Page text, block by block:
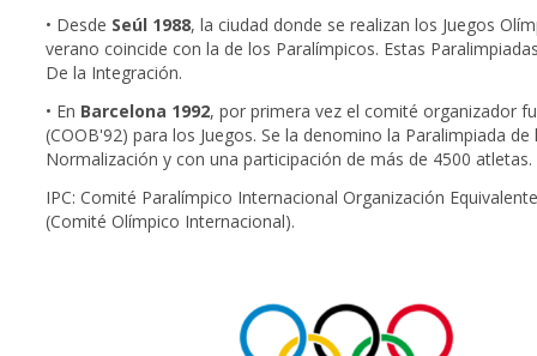
• Desde Seúl 1988, la ciudad donde se realizan los Juegos
verano coincide con la de los Paralímpicos. Estas
De la Integración.
• En Barcelona 1992, por primera vez el comité organizador
(COOB'92) para los Juegos. Se la denomino la Paralimpiada de
Normalización y con una participación de más de 4500 atletas.
IPC: Comité Paralímpico Internacional Organización
(Comité Olímpico Internacional).